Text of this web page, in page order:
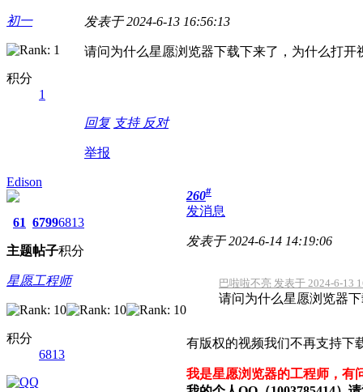
初一
积分
1
发表于 2024-6-13 16:56:13
请问为什么星愿浏览器下载下来了，为什么打
回复 支持 反对
举报
Edison
61
主题
6799
帖子
6813
积分
星愿工程师
积分
6813
260#
发消息
发表于 2024-6-14 14:19:06
巴啦啦不亮 发表于 2024-6-13
请问为什么星愿浏览器
有版权的视频我们不再支持下
我是星愿浏览器的工程师，有